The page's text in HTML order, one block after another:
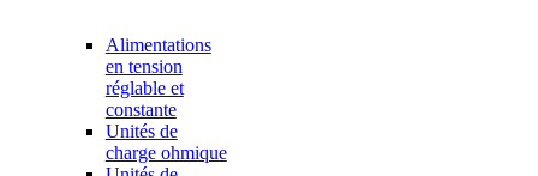
Alimentations
en tension
réglable et
constante
Unités de
charge ohmique